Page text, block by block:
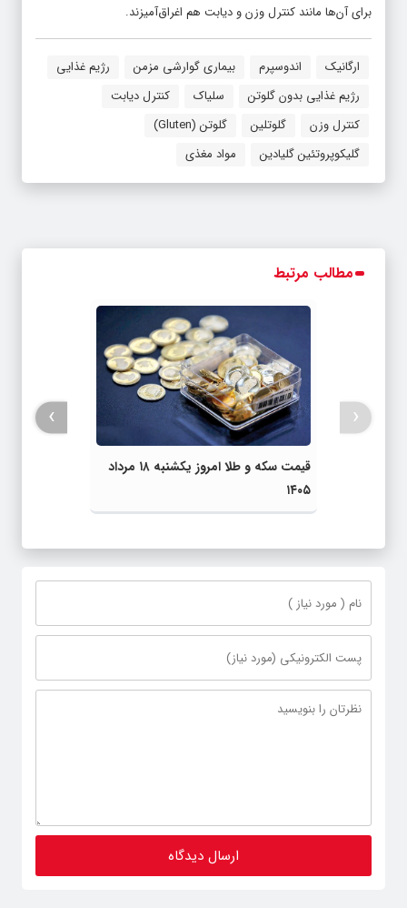
برای آن‌ها مانند کنترل وزن و دیابت هم اغراق‌آمیزند.
ارگانیک اندوسپرم بیماری گوارشی مزمن
رژیم غذایی
رژیم غذایی بدون گلوتن
سلیاک
کنترل دیابت
کنترل وزن
گلوتلین
گلوتن (Gluten)
گلیکوپروتئین گلیادین
مواد مغذی
مطالب مرتبط
قیمت سکه و طلا امروز یکشنبه ۱۸ مرداد
۱۴۰۵
‹
›